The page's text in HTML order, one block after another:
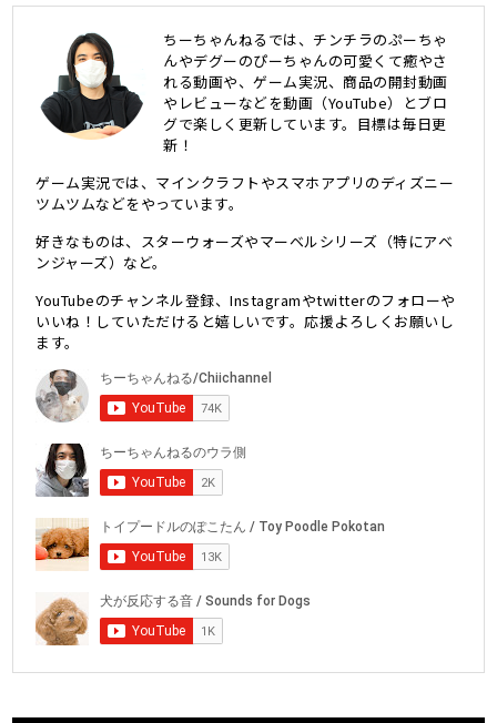
ちーちゃんねるでは、チンチラのぷーちゃ
んやデグーのぴーちゃんの可愛くて癒やさ
れる動画や、ゲーム実況、商品の開封動画
やレビューなどを動画（YouTube）とブロ
グで楽しく更新しています。目標は毎日更
新！
ゲーム実況では、マインクラフトやスマホアプリのディズニー
ツムツムなどをやっています。
好きなものは、スターウォーズやマーベルシリーズ（特にアベ
ンジャーズ）など。
YouTubeのチャンネル登録、Instagramやtwitterのフォローや
いいね！していただけると嬉しいです。応援よろしくお願いし
ます。